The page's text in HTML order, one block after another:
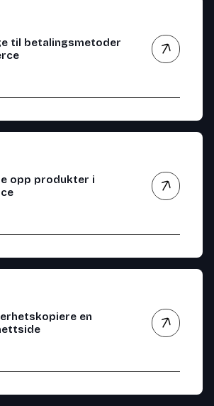
til betalingsmetoder
opp produkter i
en